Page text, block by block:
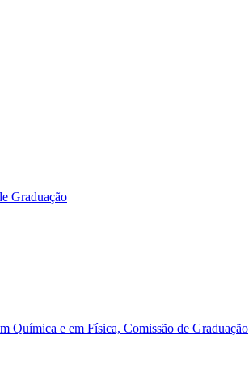
Graduação
Química e em Física, Comissão de Graduação